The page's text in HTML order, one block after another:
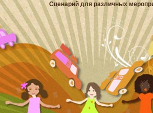
Сценарий для различных